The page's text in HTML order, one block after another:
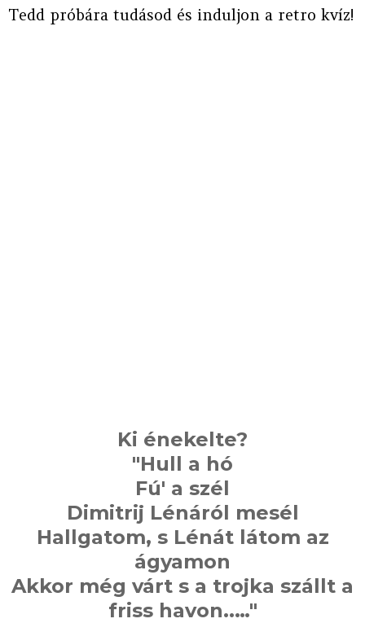
Tedd próbára tudásod és induljon a retro kvíz!
Ki énekelte?
"Hull a hó
Fú' a szél
Dimitrij Lénáról mesél
Hallgatom, s Lénát látom az
ágyamon
Akkor még várt s a trojka szállt a
friss havon..…"